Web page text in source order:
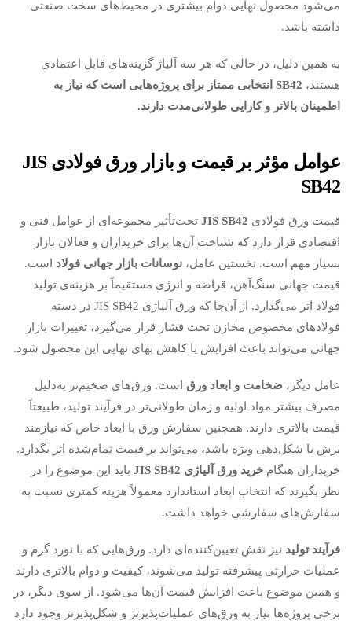
می‌شود محصول نهایی دوام بیشتری در محیط‌های سخت صنعتی
داشته باشد.
به همین دلیل، در حالی که هر سه آلیاژ گزینه‌های قابل اعتمادی
هستند، SB42 انتخابی ممتاز برای پروژه‌هایی است که نیاز به
اطمینان بالاتر و کارایی طولانی‌مدت دارند.
عوامل مؤثر بر قیمت و بازار ورق فولادی JIS
SB42
قیمت ورق فولادی JIS SB42 تحت‌تأثیر مجموعه‌ای از عوامل فنی و
اقتصادی قرار دارد که شناخت آن‌ها برای خریداران و فعالان بازار
بسیار مهم است. نخستین عامل، نوسانات بازار جهانی فولاد است.
قیمت جهانی سنگ‌آهن، قراضه و انرژی مستقیماً بر هزینه‌ی تولید
فولاد اثر می‌گذارد. از آن‌جا که ورق آلیاژی JIS SB42 در دسته
فولادهای مخصوص مخازن تحت فشار قرار می‌گیرد، تغییرات بازار
جهانی می‌تواند باعث افزایش یا کاهش بهای نهایی این محصول شود.
عامل دیگر، ضخامت و ابعاد ورق است. ورق‌های ضخیم‌تر به‌دلیل
مصرف بیشتر مواد اولیه و زمان طولانی‌تر در فرآیند تولید، طبیعتاً
قیمت بالاتری دارند. همچنین سفارش ورق با ابعاد خاص که نیازمند
برش یا شکل‌دهی ویژه باشد، می‌تواند بر قیمت تمام‌شده اثر بگذارد.
خریداران هنگام خرید ورق آلیاژی
باید این موضوع را در
نظر بگیرند که انتخاب ابعاد استاندارد معمولاً هزینه کمتری نسبت به
سفارش‌های سفارشی خواهد داشت.
فرآیند تولید نیز نقش تعیین‌کننده‌ای دارد. ورق‌هایی که با نورد گرم و
عملیات حرارتی پیشرفته تولید می‌شوند، کیفیت و دوام بالاتری دارند
و همین موضوع باعث افزایش قیمت آن‌ها می‌شود. از سوی دیگر، در
برخی پروژه‌ها نیاز به ورق‌های عملیات‌پذیرتر و شکل‌پذیرتر وجود دارد